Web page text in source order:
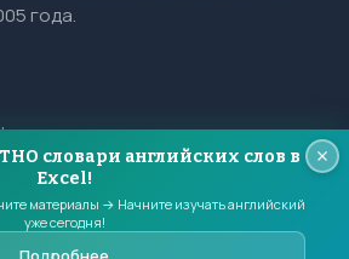
года.
словари английских слов в
Excel!
материалы → Начните изучать английский
уже сегодня!